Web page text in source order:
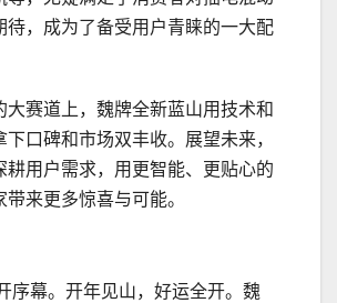
待，成为了备受用户青睐的一大配
大赛道上，魏牌全新蓝山用技术和
口碑和市场双丰收。展望未来，
耕用户需求，用更智能、更贴心的
来更多惊喜与可能。
序幕。开年见山，好运全开。魏